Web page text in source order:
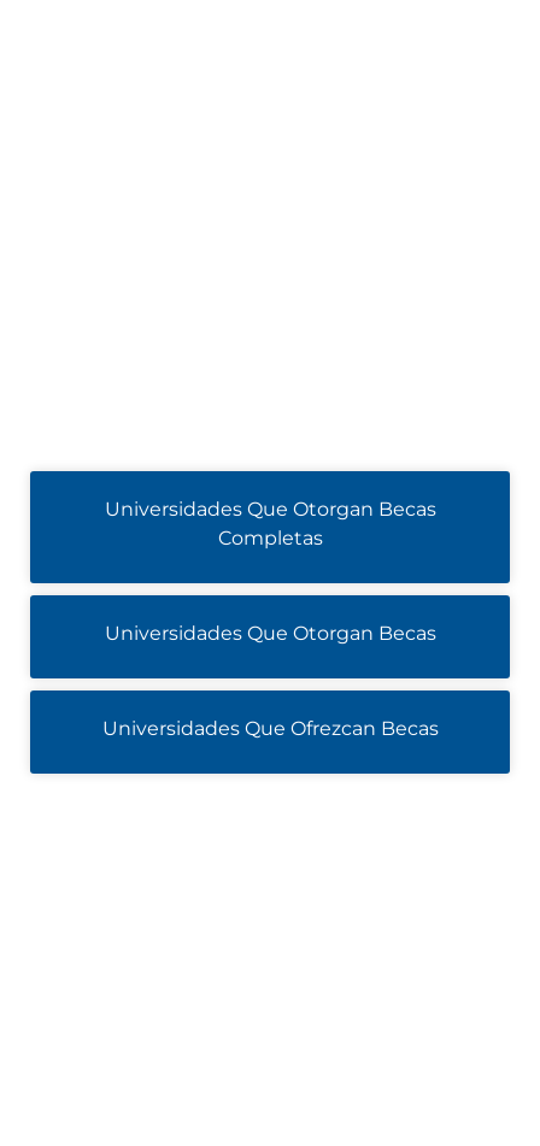
Universidades Que Otorgan Becas
Completas
Universidades Que Otorgan Becas
Universidades Que Ofrezcan Becas